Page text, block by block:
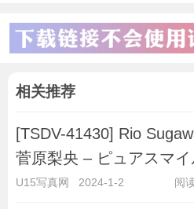
相关推荐
[TSDV-41430] Rio
菅原梨央 – ピュアスマイ
U15写真网 2024-1-2 阅